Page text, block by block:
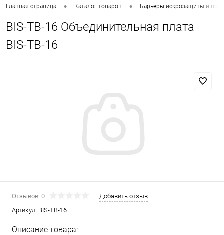
Главная страница • Каталог товаров • Барьеры искрозащиты и
BIS-TB-16 Объединительная плата
BIS-TB-16
Отзывов: 0
Добавить отзыв
Артикул: BIS-TB-16
Описание товара: